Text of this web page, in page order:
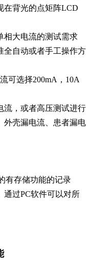
在背光的点矩阵LCD
相大电流的测试需求
全自动或者手工操作方
可选择200mA，10A
流，或者高压测试进行
外壳漏电流、患者漏电
有存储功能的记录
通过PC软件可以对所